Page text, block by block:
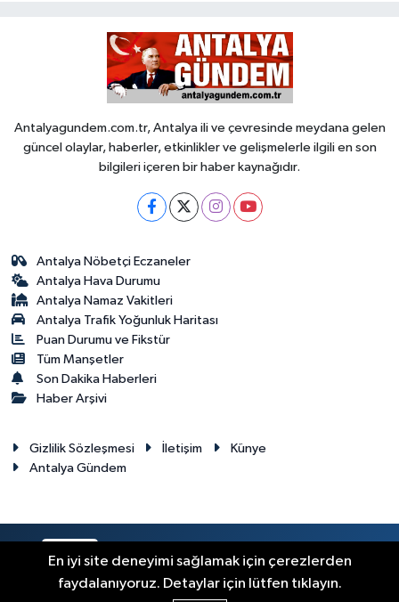
Antalyagundem.com.tr, Antalya ili ve çevresinde meydana gelen
güncel olaylar, haberler, etkinlikler ve gelişmelerle ilgili en son
bilgileri içeren bir haber kaynağıdır.
Antalya Nöbetçi Eczaneler
Antalya Hava Durumu
Antalya Namaz Vakitleri
Antalya Trafik Yoğunluk Haritası
Puan Durumu ve Fikstür
Tüm Manşetler
Son Dakika Haberleri
Haber Arşivi
Gizlilik Sözleşmesi İletişim
Künye
Antalya Gündem
En iyi site deneyimi sağlamak için çerezlerden
faydalanıyoruz. Detaylar için lütfen tıklayın.